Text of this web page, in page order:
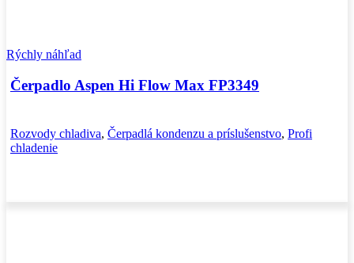
Rýchly náhľad
Čerpadlo Aspen Hi Flow Max FP3349
Rozvody chladiva, Čerpadlá kondenzu a príslušenstvo, Profi
chladenie